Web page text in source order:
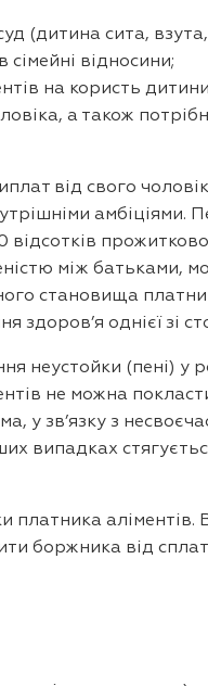
(дитина сита,
відносини;
на користь
а також
від свого
амбіціями.
між батьками,
становища
однієї зі
неустойки (пені) у
не можна
у зв’язку з
випадках
платника аліментів.
боржника від